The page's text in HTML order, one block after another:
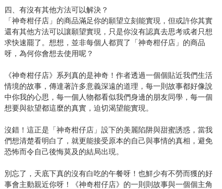
四、有沒有其他方法可以解決？
「神奇柑仔店」的商品滿足你的願望立刻能實現，但或許你其實
還有其他方法可以讓願望實現，只是你沒有認真去思考或者只想
求快速罷了。想想，並非每個人都買了「神奇柑仔店」的商品
呀，為何你會想去使用呢？
《神奇柑仔店》系列真的是神奇！作者透過一個個貼近我們生活
情境的故事，傳達著許多意義深遠的道理，每一則故事都好像說
中你我的心思，每一個人物都看似我們身邊的朋友同學，每一個
想要與欲望都這麼的真實，迫切渴望能實現。
沒錯！這正是「神奇柑仔店」設下的美麗陷阱與甜蜜誘惑，當我
們想清楚看明白了，就更能接受原本的自己與事情的真相，避免
恐怖而令自己後悔莫及的結局出現。
別忘了，天底下真的沒有白吃的午餐呀！也鮮少有不勞而獲的好
事會主動親近你呀！《神奇柑仔店》的一則則故事與一個個主角